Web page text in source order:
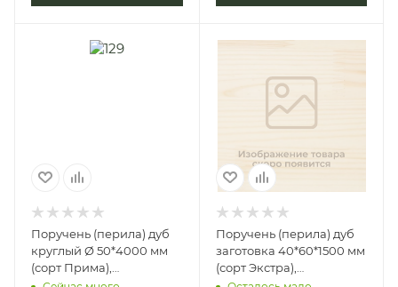
Поручень (перила) дуб
круглый Ø 50*4000 мм
(сорт Прима),
цельноламельный, цб-2,
Поручень (перила) дуб
заготовка 40*60*1500 мм
(сорт Экстра),
цельноламельная, цб-2,